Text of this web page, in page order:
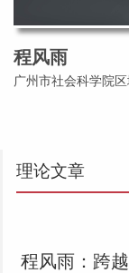
程风雨
广州市社会科学院
理论文章
程风雨：跨